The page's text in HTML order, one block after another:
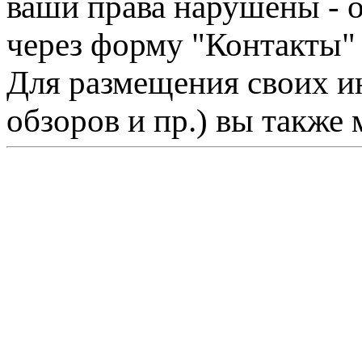
через форму "Контакты"
Для размещения своих
обзоров и пр.) вы также